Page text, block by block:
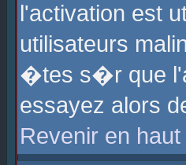
l'activation est
utilisateurs
�tes s�r que
essayez alors
Revenir en